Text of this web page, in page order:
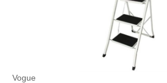
Vogue